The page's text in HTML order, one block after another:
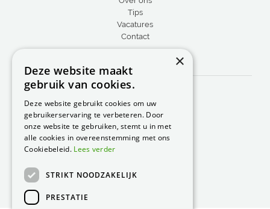
Tips
Vacatures
Contact
CONTACT
Peacock Garden Supports
Industrieweg 22
5688 DP Oirschot
Nederland
T.0499 57 40 80
×
Deze website maakt
gebruik van cookies.
Deze website gebruikt cookies om uw
gebruikerservaring te verbeteren. Door
onze website te gebruiken, stemt u in met
alle cookies in overeenstemming met ons
Cookiebeleid. Lees verder
STRIKT NOODZAKELIJK
PRESTATIE